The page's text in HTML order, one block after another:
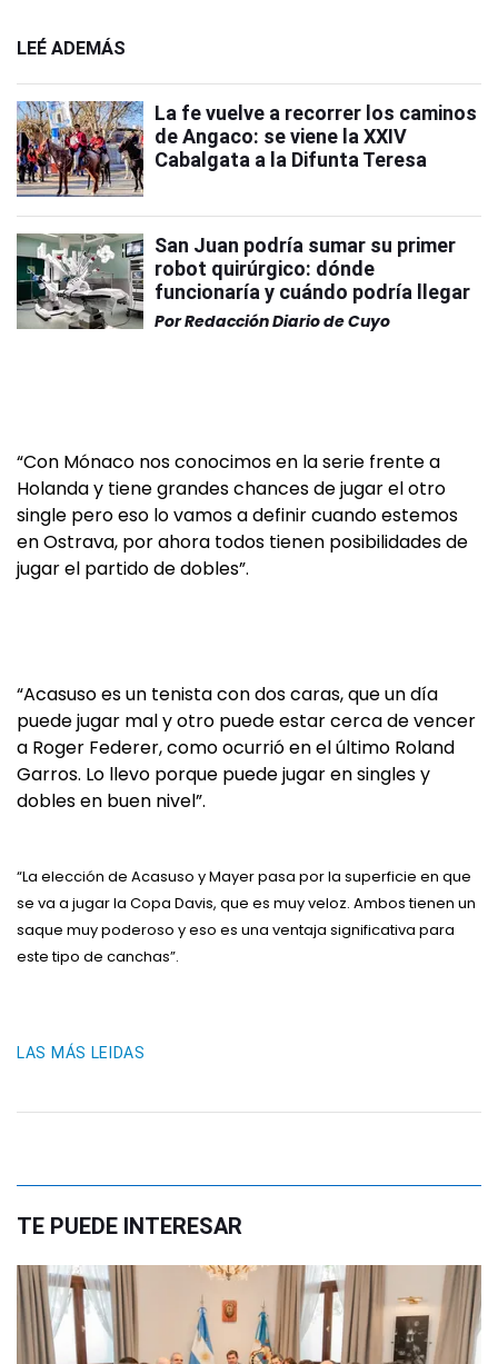
LEÉ ADEMÁS
La fe vuelve a recorrer los caminos
de Angaco: se viene la XXIV
Cabalgata a la Difunta Teresa
San Juan podría sumar su primer
robot quirúrgico: dónde
funcionaría y cuándo podría llegar
PorRedacción Diario de Cuyo
“Con Mónaco nos conocimos en la serie frente a
Holanda y tiene grandes chances de jugar el otro
single pero eso lo vamos a definir cuando estemos
en Ostrava, por ahora todos tienen posibilidades de
jugar el partido de dobles”.
“Acasuso es un tenista con dos caras, que un día
puede jugar mal y otro puede estar cerca de vencer
a Roger Federer, como ocurrió en el último Roland
Garros. Lo llevo porque puede jugar en singles y
dobles en buen nivel”.
“La elección de Acasuso y Mayer pasa por la superficie en que
se va a jugar la Copa Davis, que es muy veloz. Ambos tienen un
saque muy poderoso y eso es una ventaja significativa para
este tipo de canchas”.
LAS MÁS LEIDAS
TE PUEDE INTERESAR